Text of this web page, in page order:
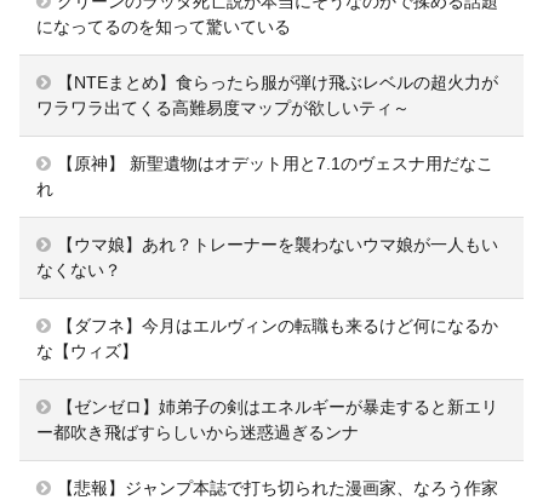
になってるのを知って驚いている
【NTEまとめ】食らったら服が弾け飛ぶレベルの超火力が
ワラワラ出てくる高難易度マップが欲しいティ～
【原神】 新聖遺物はオデット用と7.1のヴェスナ用だなこ
れ
【ウマ娘】あれ？トレーナーを襲わないウマ娘が一人もい
なくない？
【ダフネ】今月はエルヴィンの転職も来るけど何になるか
な【ウィズ】
【ゼンゼロ】姉弟子の剣はエネルギーが暴走すると新エリ
ー都吹き飛ばすらしいから迷惑過ぎるンナ
【悲報】ジャンプ本誌で打ち切られた漫画家、なろう作家